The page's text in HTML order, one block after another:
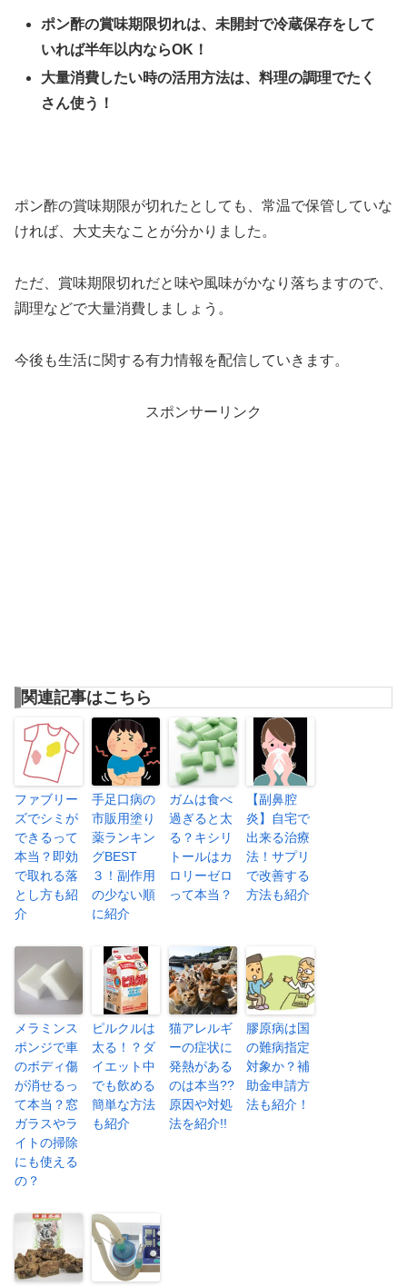
ポン酢の賞味期限切れは、未開封で冷蔵保存をして
いれば半年以内ならOK！
大量消費したい時の活用方法は、料理の調理でたく
さん使う！
ポン酢の賞味期限が切れたとしても、常温で保管していな
ければ、大丈夫なことが分かりました。
ただ、賞味期限切れだと味や風味がかなり落ちますので、
調理などで大量消費しましょう。
今後も生活に関する有力情報を配信していきます。
スポンサーリンク
関連記事はこちら
ファブリー
ズでシミが
できるって
本当？即効
で取れる落
とし方も紹
介
手足口病の
市販用塗り
薬ランキン
グBEST
３！副作用
の少ない順
に紹介
ガムは食べ
過ぎると太
る？キシリ
トールはカ
ロリーゼロ
って本当？
【副鼻腔
炎】自宅で
出来る治療
法！サプリ
で改善する
方法も紹介
メラミンス
ポンジで車
のボディ傷
が消せるっ
て本当？窓
ガラスやラ
イトの掃除
にも使える
の？
ピルクルは
太る！？ダ
イエット中
でも飲める
簡単な方法
も紹介
猫アレルギ
ーの症状に
発熱がある
のは本当??
原因や対処
法を紹介!!
膠原病は国
の難病指定
対象か？補
助金申請方
法も紹介！